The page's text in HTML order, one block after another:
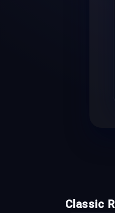
Classic